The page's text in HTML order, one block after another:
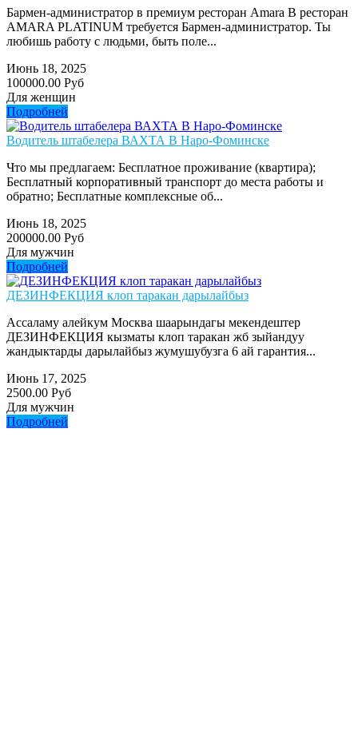
Бармен-администратор в премиум ресторан Amara В ресторан
AMARA PLATINUM требуется Бармен-администратор. Ты
любишь работу с людьми, быть поле...
Июнь 18, 2025
100000.00 Руб
Для женщин
Подробней
Водитель штабелера ВАХТА В Наро-Фоминске
Что мы предлагаем: Бесплатное проживание (квартира);
Бесплатный корпоративный транспорт до места работы и
обратно; Бесплатные комплексные об...
Июнь 18, 2025
200000.00 Руб
Для мужчин
Подробней
ДЕЗИНФЕКЦИЯ клоп таракан дарылайбыз
Ассаламу алейкум Москва шаарындагы мекендештер
ДЕЗИНФЕКЦИЯ кызматы клоп таракан жб зыйандуу
жандыктарды дарылайбыз жумушубузга 6 ай гарантия...
Июнь 17, 2025
2500.00 Руб
Для мужчин
Подробней